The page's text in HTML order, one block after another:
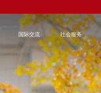
国际交流 社会服务